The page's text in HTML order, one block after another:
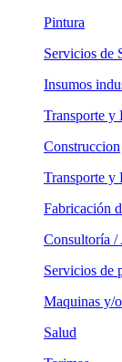
Pintura
Servicios de
Insumos
Transporte y
Construccion
Transporte y
Fabricación
Consultoría /
Servicios de
Maquinas y/
Salud